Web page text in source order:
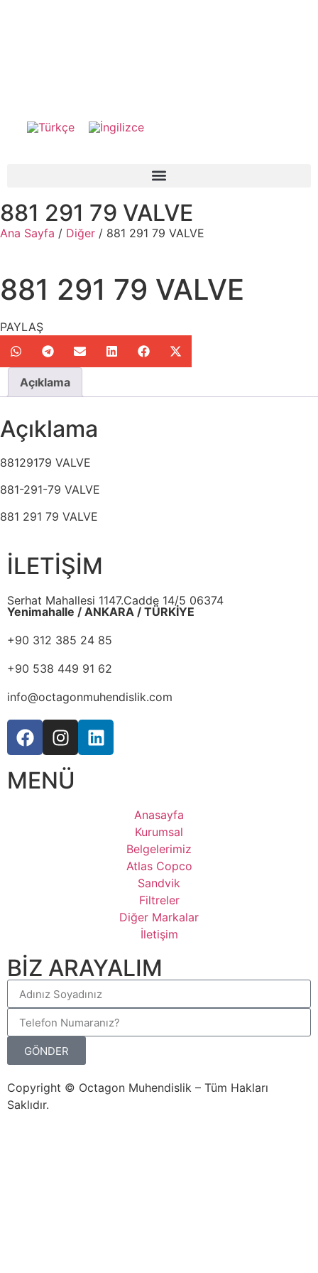
881 291 79 VALVE
Ana Sayfa / Diğer / 881 291 79 VALVE
881 291 79 VALVE
PAYLAŞ
Açıklama
Açıklama
88129179 VALVE
881-291-79 VALVE
881 291 79 VALVE
İLETİŞİM
Serhat Mahallesi 1147.Cadde 14/5 06374
Yenimahalle / ANKARA / TÜRKİYE
+90 312 385 24 85
+90 538 449 91 62
info@octagonmuhendislik.com
MENÜ
Anasayfa
Kurumsal
Belgelerimiz
Atlas Copco
Sandvik
Filtreler
Diğer Markalar
İletişim
BİZ ARAYALIM
GÖNDER
Copyright © Octagon Muhendislik – Tüm Hakları
Saklıdır.